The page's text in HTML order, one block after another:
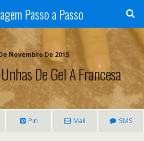
Passo a Passo
Novembro De 2015
De Gel A Francesa
Pin Mail SMS